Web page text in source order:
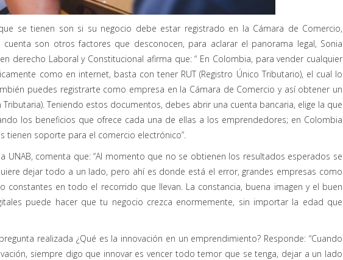
se tienen son si su negocio debe estar registrado en la Cámara de Comercio,
son otros factores que desconocen, para aclarar el panorama legal, Sonia
derecho Laboral y Constitucional afirma que: “ En Colombia, para vender cualquier
como en internet, basta con tener RUT (Registro Único Tributario), el cual lo
puedes registrarte como empresa en la Cámara de Comercio y así obtener un
Tributaria). Teniendo estos documentos, debes abrir una cuenta bancaria, elige la que
los beneficios que ofrece cada una de ellas a los emprendedores; en Colombia
tienen soporte para el comercio electrónico”.
UNAB, comenta que: “Al momento que no se obtienen los resultados esperados se
dejar todo a un lado, pero ahí es donde está el error, grandes empresas como
constantes en todo el recorrido que llevan. La constancia, buena imagen y el buen
puede hacer que tu negocio crezca enormemente, sin importar la edad que
realizada ¿Qué es la innovación en un emprendimiento? Responde: “Cuando
siempre digo que innovar es vencer todo temor que se tenga, dejar a un lado